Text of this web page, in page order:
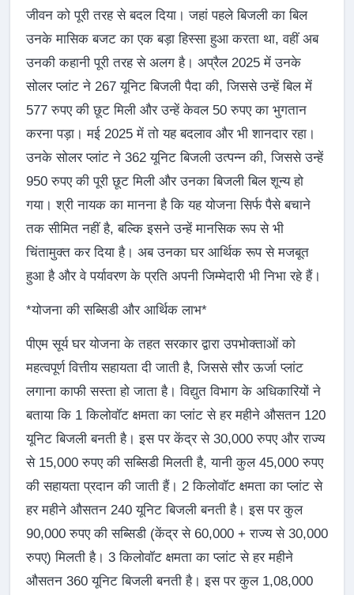
जीवन को पूरी तरह से बदल दिया। जहां पहले बिजली का बिल
उनके मासिक बजट का एक बड़ा हिस्सा हुआ करता था, वहीं अब
उनकी कहानी पूरी तरह से अलग है। अप्रैल 2025 में उनके
सोलर प्लांट ने 267 यूनिट बिजली पैदा की, जिससे उन्हें बिल में
577 रुपए की छूट मिली और उन्हें केवल 50 रुपए का भुगतान
करना पड़ा। मई 2025 में तो यह बदलाव और भी शानदार रहा।
उनके सोलर प्लांट ने 362 यूनिट बिजली उत्पन्न की, जिससे उन्हें
950 रुपए की पूरी छूट मिली और उनका बिजली बिल शून्य हो
गया। श्री नायक का मानना है कि यह योजना सिर्फ पैसे बचाने
तक सीमित नहीं है, बल्कि इसने उन्हें मानसिक रूप से भी
चिंतामुक्त कर दिया है। अब उनका घर आर्थिक रूप से मजबूत
हुआ है और वे पर्यावरण के प्रति अपनी जिम्मेदारी भी निभा रहे हैं।
*योजना की सब्सिडी और आर्थिक लाभ*
पीएम सूर्य घर योजना के तहत सरकार द्वारा उपभोक्ताओं को
महत्वपूर्ण वित्तीय सहायता दी जाती है, जिससे सौर ऊर्जा प्लांट
लगाना काफी सस्ता हो जाता है। विद्युत विभाग के अधिकारियों ने
बताया कि 1 किलोवॉट क्षमता का प्लांट से हर महीने औसतन 120
यूनिट बिजली बनती है। इस पर केंद्र से 30,000 रुपए और राज्य
से 15,000 रुपए की सब्सिडी मिलती है, यानी कुल 45,000 रुपए
की सहायता प्रदान की जाती हैं। 2 किलोवॉट क्षमता का प्लांट से
हर महीने औसतन 240 यूनिट बिजली बनती है। इस पर कुल
90,000 रुपए की सब्सिडी (केंद्र से 60,000 + राज्य से 30,000
रुपए) मिलती है। 3 किलोवॉट क्षमता का प्लांट से हर महीने
औसतन 360 यूनिट बिजली बनती है। इस पर कुल 1,08,000